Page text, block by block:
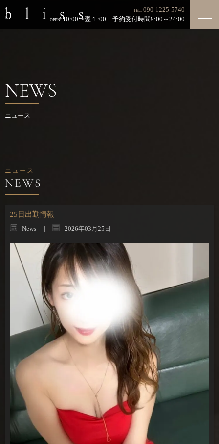
TEL: 090-1225-5740
OPEN:10:00〜翌１:00 予約受付時間9:00～24:00
NEWS
ニュース
ニュース
25日出勤情報
News 2026年03月25日